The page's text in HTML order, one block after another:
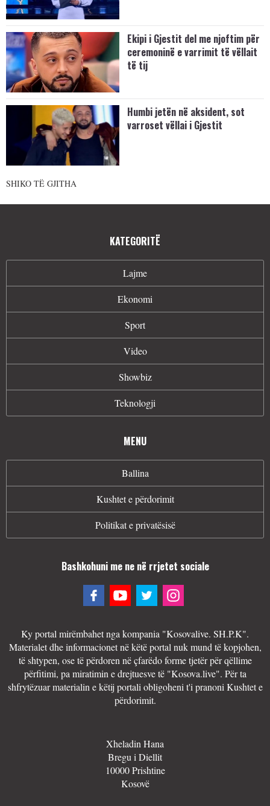
Ekipi i Gjestit del me njoftim për
ceremoninë e varrimit të vëllait
të tij
Humbi jetën në aksident, sot
varroset vëllai i Gjestit
SHIKO TË GJITHA
KATEGORITË
Lajme
Ekonomi
Sport
Video
Showbiz
Teknologji
MENU
Ballina
Kushtet e përdorimit
Politikat e privatësisë
Bashkohuni me ne në rrjetet sociale
Ky portal mirëmbahet nga kompania "Kosovalive. SH.P.K".
Materialet dhe informacionet në këtë portal nuk mund të kopjohen,
të shtypen, ose të përdoren në çfarëdo forme tjetër për qëllime
përfitimi, pa miratimin e drejtuesve të "Kosova.live". Për ta
shfrytëzuar materialin e këtij portali obligoheni t'i pranoni Kushtet e
përdorimit.
Xheladin Hana
Bregu i Diellit
10000 Prishtine
Kosovë